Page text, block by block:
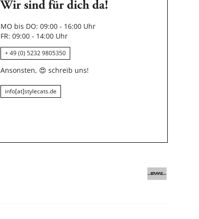
Wir sind für dich da!
MO bis DO: 09:00 - 16:00 Uhr
FR: 09:00 - 14:00 Uhr
+ 49 (0) 5232 9805350
Ansonsten, 😍 schreib uns!
info[at]stylecats.de